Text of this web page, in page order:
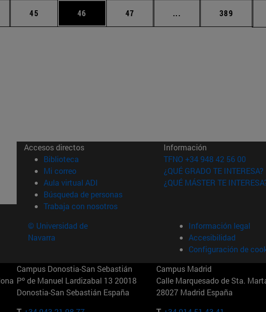
intermedias Use TAB para desplazarse.
Página
45 Página
46 Página
47 ... Páginas intermedias
Página
389
Accesos directos
Biblioteca (abre en nueva ventana)
Mi correo(abre en nueva ventana)
Aula virtual ADI (abre en nueva ventana)
Búsqueda de personas(abre en nueva ventana)
Trabaja con nosotros(abre en nueva ventana)
Información
TFNO +34 948 42 56 00
¿QUÉ GRADO TE INTERESA?
¿QUÉ MÁSTER TE
© Universidad de
Navarra
Información legal
Accesibilidad
Configuración de
Campus Donostia-San Sebastián
Pº de Manuel Lardizabal 13 20018
Donostia-San Sebastián España
Campus Madrid
Calle Marquesado de Sta.
28027 Madrid España